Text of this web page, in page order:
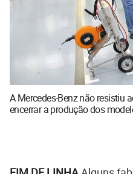
A Mercedes-Benz não resistiu
encerrar a produção dos